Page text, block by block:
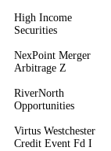
High Income
Securities
NexPoint Merger
Arbitrage Z
RiverNorth
Opportunities
Virtus Westchester
Credit Event Fd I